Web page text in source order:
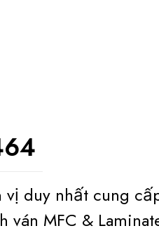
duy nhất cung
ván MFC &